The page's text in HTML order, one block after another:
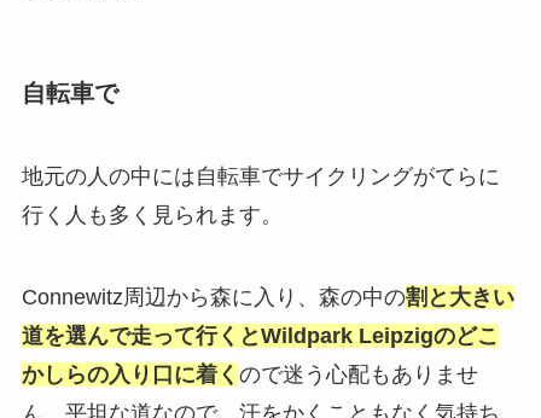
自転車で
地元の人の中には自転車でサイクリングがてらに
行く人も多く見られます。
Connewitz周辺から森に入り、森の中の割と大きい
道を選んで走って行くとWildpark Leipzigのどこ
かしらの入り口に着く ので迷う心配もありませ